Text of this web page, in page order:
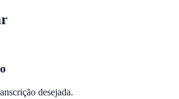
desejada.